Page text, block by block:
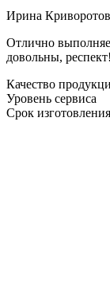
Ирина
Отлично
довольны,
Качество
Уровень сервиса
Срок изготовления